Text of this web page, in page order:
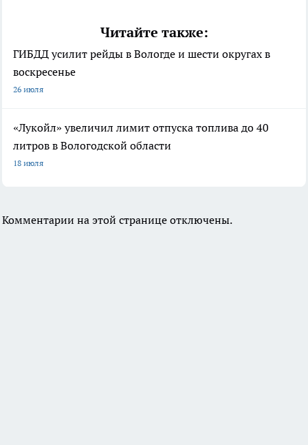
Читайте также:
ГИБДД усилит рейды в Вологде и шести округах в
воскресенье
26 июля
«Лукойл» увеличил лимит отпуска топлива до 40
литров в Вологодской области
18 июля
Комментарии на этой странице отключены.